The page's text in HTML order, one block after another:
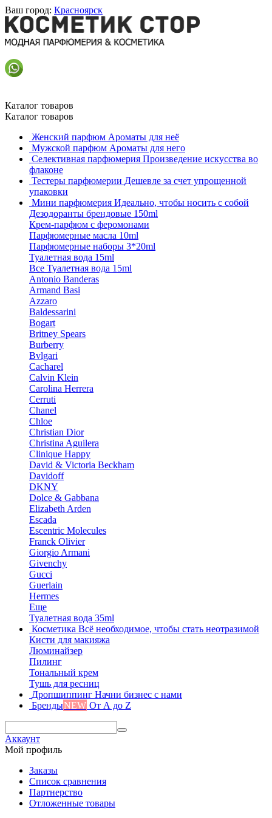
Ваш город: Красноярск
Каталог товаров
Каталог товаров
Женский парфюм Ароматы для неё
Мужской парфюм Ароматы для него
Селективная парфюмерия Произведение искусства во
флаконе
Тестеры парфюмерии Дешевле за счет упрощенной
упаковки
Мини парфюмерия Идеально, чтобы носить с собой
Дезодоранты брендовые 150ml
Крем-парфюм с феромонами
Парфюмерные масла 10ml
Парфюмерные наборы 3*20ml
Туалетная вода 15ml
Все Туалетная вода 15ml
Antonio Banderas
Armand Basi
Azzaro
Baldessarini
Bogart
Britney Spears
Burberry
Bvlgari
Cacharel
Calvin Klein
Carolina Herrera
Cerruti
Chanel
Chloe
Christian Dior
Christina Aguilera
Clinique Happy
David & Victoria Beckham
Davidoff
DKNY
Dolce & Gabbana
Elizabeth Arden
Escada
Escentric Molecules
Franck Olivier
Giorgio Armani
Givenchy
Gucci
Guerlain
Hermes
Еще
Туалетная вода 35ml
Косметика Всё необходимое, чтобы стать неотразимой
Кисти для макияжа
Люминайзер
Пилинг
Тональный крем
Тушь для ресниц
Дропшиппинг Начни бизнес с нами
БрендыNEW От А до Z
Аккаунт
Мой профиль
Заказы
Список сравнения
Партнерство
Отложенные товары